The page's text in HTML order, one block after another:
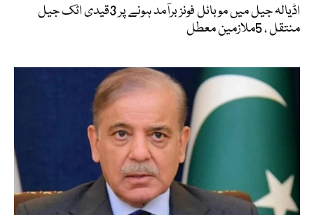
اڈیالہ جیل میں موبائل فونز برآمد ہونے پر 3قیدی اٹک جیل
منتقل ، 5ملازمین معطل